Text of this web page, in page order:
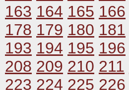
163 164 165 166
178 179 180 181
193 194 195 196
208 209 210 211
223 224 225 226